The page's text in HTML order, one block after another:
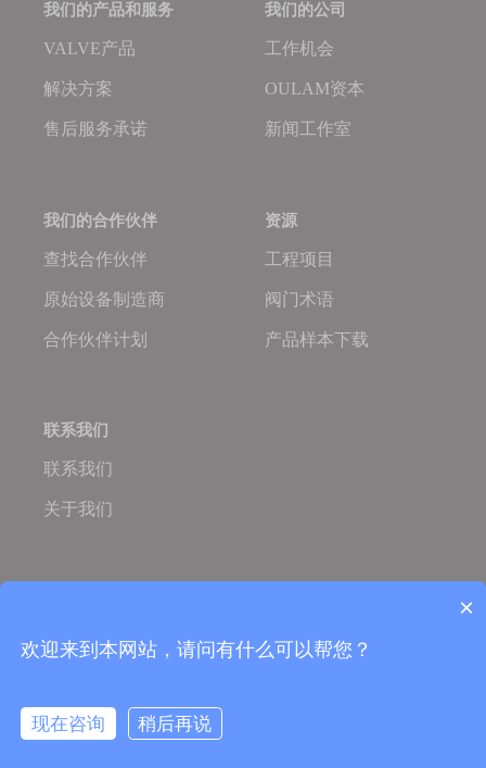
我们的产品和服务
VALVE产品
解决方案
售后服务承诺
我们的公司
工作机会
OULAM资本
新闻工作室
我们的合作伙伴
查找合作伙伴
原始设备制造商
合作伙伴计划
资源
工程项目
阀门术语
产品样本下载
联系我们
联系我们
关于我们
ISO国际质量体系认证
TS特种设备制造许可证
91330324782902817J
×
欢迎来到本网站，请问有什么可以帮您？
现在咨询 稍后再说